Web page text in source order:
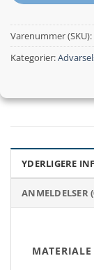
Varenummer (SKU):
Kategorier:
YDERLIGERE
ANMELDELSER
MATERIALE